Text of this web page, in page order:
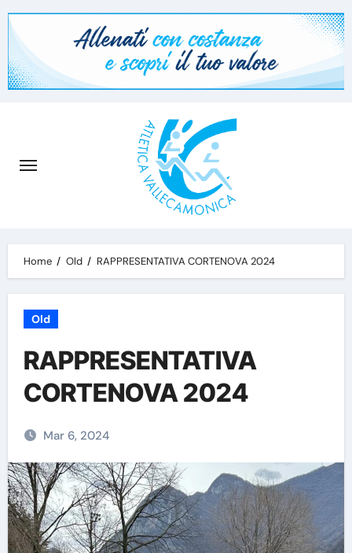
Skip
content
Home Old RAPPRESENTATIVA CORTENOVA 2024
Old
RAPPRESENTATIVA
CORTENOVA 2024
Mar 6, 2024